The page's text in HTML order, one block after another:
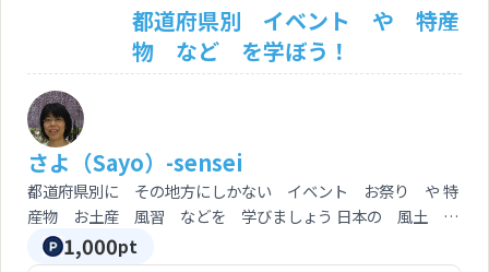
都道府県別 イベント や 特産
物 など を学ぼう！
都道府県別に その地方にしかない イベント お祭り や 特
産物 お土産 風習 などを 学びましょう 日本の 風土 風
習 文化的背景なども 学べます
さよ（Sayo）-sensei
1,000pt